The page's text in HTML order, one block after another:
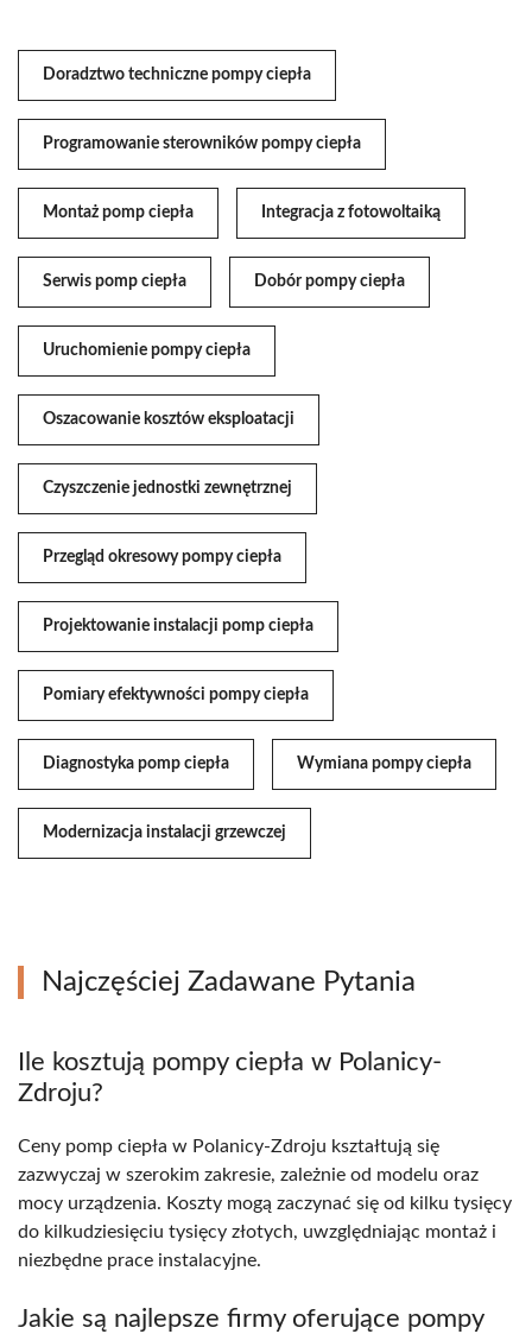
Doradztwo techniczne pompy ciepła
Programowanie sterowników pompy ciepła
Montaż pomp ciepła Integracja z fotowoltaiką
Serwis pomp ciepła Dobór pompy ciepła
Uruchomienie pompy ciepła
Oszacowanie kosztów eksploatacji
Czyszczenie jednostki zewnętrznej
Przegląd okresowy pompy ciepła
Projektowanie instalacji pomp ciepła
Pomiary efektywności pompy ciepła
Diagnostyka pomp ciepła Wymiana pompy ciepła
Modernizacja instalacji grzewczej
Najczęściej Zadawane Pytania
Ile kosztują pompy ciepła w Polanicy-
Zdroju?
Ceny pomp ciepła w Polanicy-Zdroju kształtują się
zazwyczaj w szerokim zakresie, zależnie od modelu oraz
mocy urządzenia. Koszty mogą zaczynać się od kilku tysięcy
do kilkudziesięciu tysięcy złotych, uwzględniając montaż i
niezbędne prace instalacyjne.
Jakie są najlepsze firmy oferujące pompy